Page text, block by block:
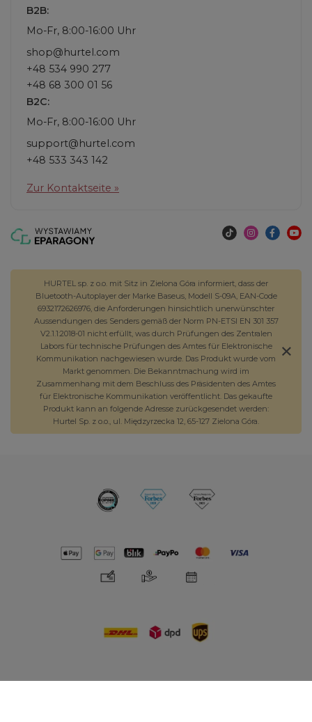
B2B:
Mo-Fr, 8:00-16:00 Uhr
shop@hurtel.com
+48 534 990 277
+48 68 300 01 56
B2C:
Mo-Fr, 8:00-16:00 Uhr
support@hurtel.com
+48 533 343 142
Zur Kontaktseite »
HURTEL sp. z o.o. mit Sitz in Zielona Góra informiert, dass der
Bluetooth-Autoplayer der Marke Baseus, Modell S-09A, EAN-Code
6932172626976, die Anforderungen hinsichtlich unerwünschter
Aussendungen des Senders gemäß der Norm PN-ETSI EN 301 357
V2.1.1:2018-01 nicht erfüllt, was durch Prüfungen des Zentralen
Labors für technische Prüfungen des Amtes für Elektronische
Kommunikation nachgewiesen wurde. Das Produkt wurde vom
Markt genommen. Die Bekanntmachung wird im
Zusammenhang mit dem Beschluss des Präsidenten des Amtes
für Elektronische Kommunikation veröffentlicht. Das gekaufte
Produkt kann an folgende Adresse zurückgesendet werden:
Hurtel Sp. z o.o., ul. Międzyrzecka 12, 65-127 Zielona Góra.